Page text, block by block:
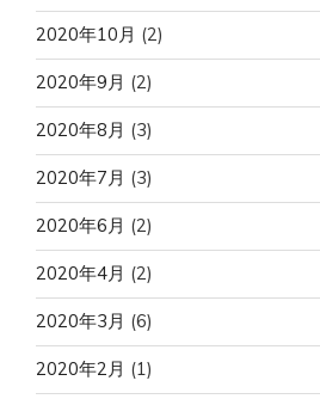
2020年10月 (2)
2020年9月 (2)
2020年8月 (3)
2020年7月 (3)
2020年6月 (2)
2020年4月 (2)
2020年3月 (6)
2020年2月 (1)